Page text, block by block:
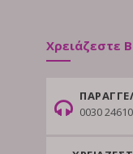
Χρειάζεστε
0030